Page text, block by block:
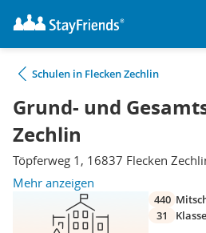
Schulen in Flecken Zechlin
Grund- und
Zechlin
Töpferweg 1, 16837 Flecken
Mehr anzeigen
440
31